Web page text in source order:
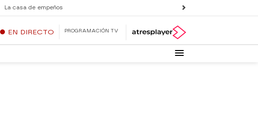
La casa de empeños
EN DIRECTO PROGRAMACIÓN TV